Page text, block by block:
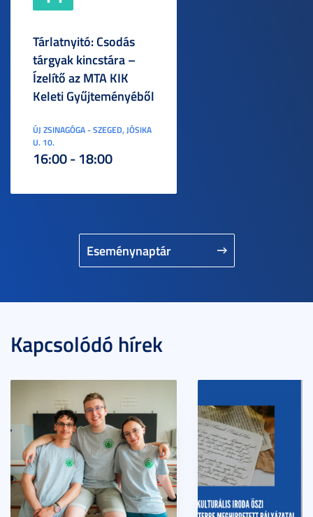
Eseménynaptár
Tárlatnyitó: Csodás
tárgyak kincstára –
Ízelítő az MTA KIK
Keleti Gyűjteményéből
ÚJ ZSINAGÓGA - SZEGED, JÓSIKA
U. 10.
16:00 - 18:00
Kapcsolódó hírek